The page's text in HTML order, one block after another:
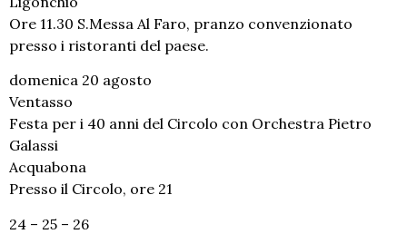
Ore 11.30 S.Messa Al Faro, pranzo convenzionato
presso i ristoranti del paese.
domenica 20 agosto
Ventasso
Festa per i 40 anni del Circolo con Orchestra Pietro
Galassi
Acquabona
Presso il Circolo, ore 21
24 – 25 – 26